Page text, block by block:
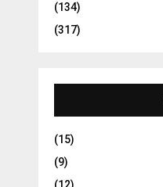
(134)
(317)
(15)
(9)